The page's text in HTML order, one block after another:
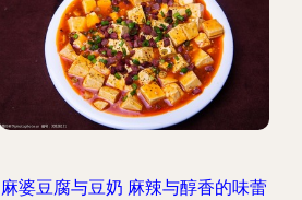
麻婆豆腐与豆奶 麻辣与醇香的味蕾